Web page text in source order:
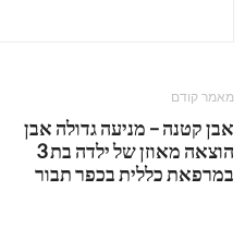
מאמר קודם
אבן קטנה – מניעה גדולה אבן
הוצאה מאוזן של ילדה בת 3
במרפאת כללית בכפר תבור